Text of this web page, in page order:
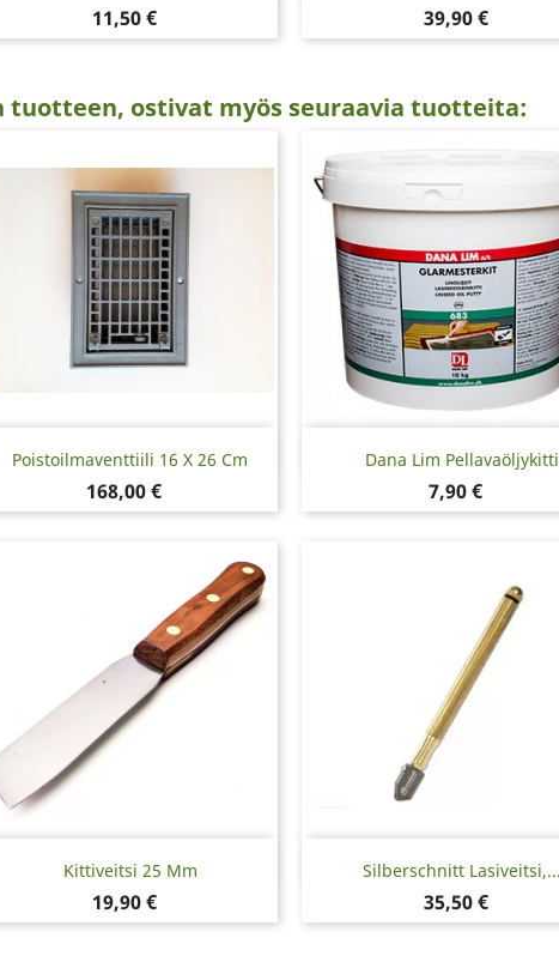
Hinta
11,50 € Hinta
39,90 €
ostivat myös seuraavia tuotteita:
Poistoilmaventtiili 16 X 26 Cm
Hinta
168,00 €
Pikakatselu Dana Lim Pellavaöljykitti
Hinta
7,90 €
 Pikakatselu
Kittiveitsi 25 Mm
Hinta
19,90 €
Pikakatselu Silberschnitt Lasiveitsi,...
Hinta
35,50 €
Pikakatselu